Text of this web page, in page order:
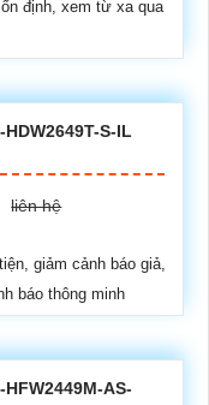
định, xem từ xa qua
HDW2649T-S-IL
liên hệ
giảm cảnh báo giả,
báo thông minh
HFW2449M-AS-